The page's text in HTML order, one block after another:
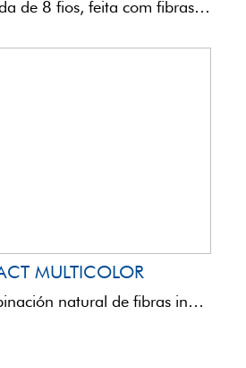
Esta corda de 8 fios, feita com fibras UHMPE, combinadas com uma construção de mais de 30 ...
MULTICOLOR
La combinación natural de fibras innovadoras y polímeros de última generación optimiza las características físicas y químicas ...